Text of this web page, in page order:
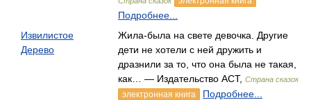
Подробнее...
Извилистое
Дерево
Жила-была на свете девочка. Другие
дети не хотели с ней дружить и
дразнили за то, что она была не такая,
как… — Издательство АСТ, Страна сказок
электронная книга
Подробнее...